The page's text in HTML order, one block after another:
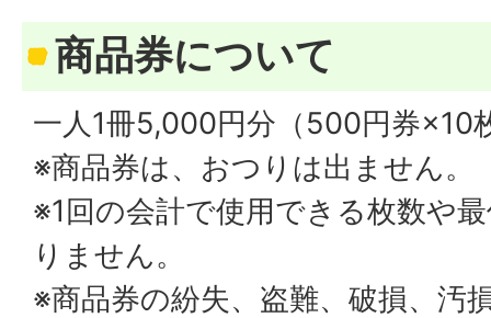
商品券について
一人1冊5,000円分（500円券×10
※商品券は、おつりは出ません。
※1回の会計で使用できる枚数や
りません。
※商品券の紛失、盗難、破損、汚